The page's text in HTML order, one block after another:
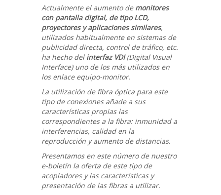
Transmisión
de
vídeo
digital
(VDI)
sobre
fibra
óptica
Actualmente el aumento de monitores
con pantalla digital, de tipo LCD,
proyectores y aplicaciones similares,
utilizados habitualmente en sistemas de
publicidad directa, control de tráfico, etc.
ha hecho del interfaz VDI(Digital Visual
Interface) uno de los más utilizados en
los enlace equipo-monitor.
La utilización de fibra óptica para este
tipo de conexiones añade a sus
características propias las
correspondientes a la fibra: inmunidad a
interferencias, calidad en la
reproducción y aumento de distancias.
Presentamos en este número de nuestro
e-boletín la oferta de este tipo de
acopladores y las características y
presentación de las fibras a utilizar.